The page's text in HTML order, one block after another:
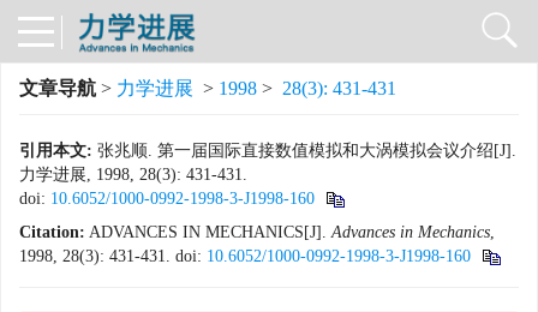
文章导航 > 力学进展 > 1998 > 28(3): 431-431
引用本文: 张兆顺. 第一届国际直接数值模拟和大涡模拟会议介绍[J].
力学进展, 1998, 28(3): 431-431.
doi: 10.6052/1000-0992-1998-3-J1998-160
Citation: ADVANCES IN MECHANICS[J].Advances in Mechanics,
1998, 28(3): 431-431. doi: 10.6052/1000-0992-1998-3-J1998-160